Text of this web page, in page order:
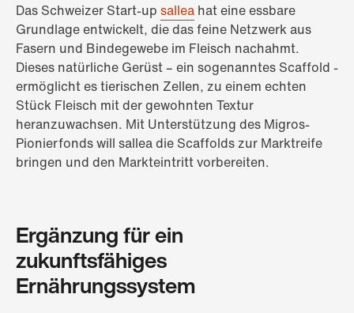
Das Schweizer Start-up sallea hat eine essbare
Grundlage entwickelt, die das feine Netzwerk aus
Fasern und Bindegewebe im Fleisch nachahmt.
Dieses natürliche Gerüst – ein sogenanntes Scaffold -
ermöglicht es tierischen Zellen, zu einem echten
Stück Fleisch mit der gewohnten Textur
heranzuwachsen. Mit Unterstützung des Migros-
Pionierfonds will sallea die Scaffolds zur Marktreife
bringen und den Markteintritt vorbereiten.
Ergänzung für ein
zukunftsfähiges
Ernährungssystem